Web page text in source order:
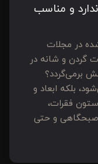
و مناسب
در مجلات
درصد مشکلات گردن و شانه در
برمی‌گردد؟
بلکه ابعاد و
فقرات،
صبحگاهی و حتی